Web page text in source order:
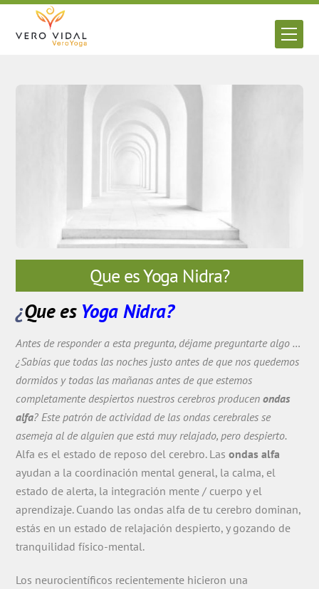
Skip
Que es Yoga Nidra?
¿Que esYoga Nidra?
Antes de responder a esta pregunta, déjame preguntarte algo …
¿Sabías que todas las noches justo antes de que nos quedemos
dormidos y todas las mañanas antes de que estemos
completamente despiertos nuestros cerebros producenondas
alfa? Este patrón de actividad de las ondas cerebrales se
asemeja al de alguien que está muy relajado, pero despierto.
Alfa es el estado de reposo del cerebro. Lasondas alfa
ayudan a la coordinación mental general, la calma, el
estado de alerta, la integración mente / cuerpo y el
aprendizaje. Cuando las ondas alfa de tu cerebro dominan,
estás en un estado de relajación despierto, y gozando de
tranquilidad físico-mental.
Los neurocientíficos recientemente hicieron una